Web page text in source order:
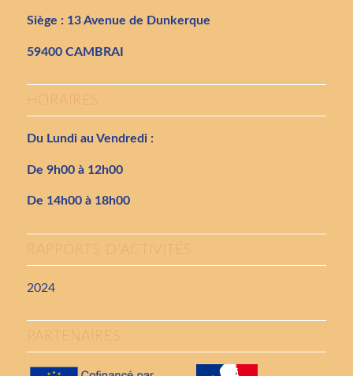
Siège : 13 Avenue de Dunkerque
59400 CAMBRAI
HORAIRES
Du Lundi au Vendredi :
De 9h00 à 12h00
De 14h00 à 18h00
RAPPORTS D’ACTIVITÉS
2024
PARTENAIRES